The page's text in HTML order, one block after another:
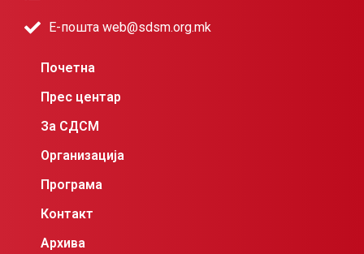
Е-пошта web@sdsm.org.mk
Почетна
Прес центар
За СДСМ
Организација
Програма
Контакт
Архива